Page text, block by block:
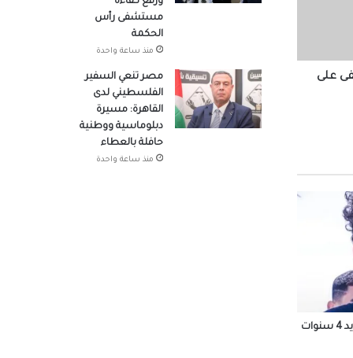
قياس
على
الأهلي يتفق مع إمام عاشور على التجديد 4 سنوات
مستشفى رأس
الحكمة
منذ ساعة واحدة
مصر تنعي السفير
الفلسطيني لدى
القاهرة: مسيرة
دبلوماسية ووطنية
حافلة بالعطاء
منذ ساعة واحدة